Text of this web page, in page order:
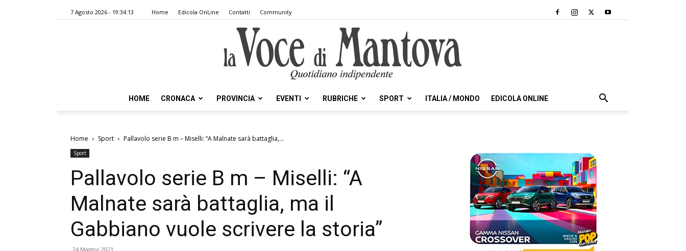
7 Agosto 2026 - 19:34:13 Home Edicola OnLine Contatti Community
Voce
HOME CRONACA PROVINCIA EVENTI RUBRICHE SPORT ITALIA / MONDO EDICOLA ONLINE
Home Sport Pallavolo serie B m – Miselli: “A Malnate sarà battaglia,...
Sport
Pallavolo serie B m – Miselli: “A
Malnate sarà battaglia, ma il
Gabbiano vuole scrivere la storia”
24 Maggio 2023